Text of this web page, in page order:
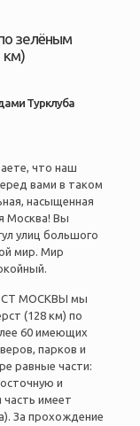
зелёным
Турклуба
что наш
вами в таком
насыщенная
Москва! Вы
улиц большого
мир. Мир
МОСКВЫ мы
(128 км) по
60 имеющих
парков и
равные части:
и
имеет
За прохождение